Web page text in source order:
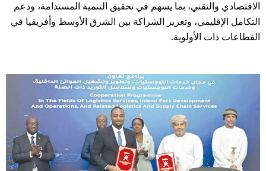
الاقتصادي والتقني، بما يسهم في تحقيق التنمية المستدامة، ودعم
التكامل الإقليمي، وتعزيز الشراكة بين الشرق الأوسط وأفريقيا في
القطاعات ذات الأولوية.